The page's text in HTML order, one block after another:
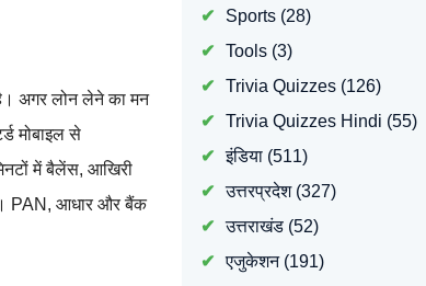
अगर लोन लेने का मन
मोबाइल से
में बैलेंस, आखिरी
PAN, आधार और बैंक
Sports(28)
Tools(3)
Trivia Quizzes(126)
Trivia Quizzes Hindi (55)
इंडिया(511)
उत्तरप्रदेश(327)
उत्तराखंड(52)
एजुकेशन(191)